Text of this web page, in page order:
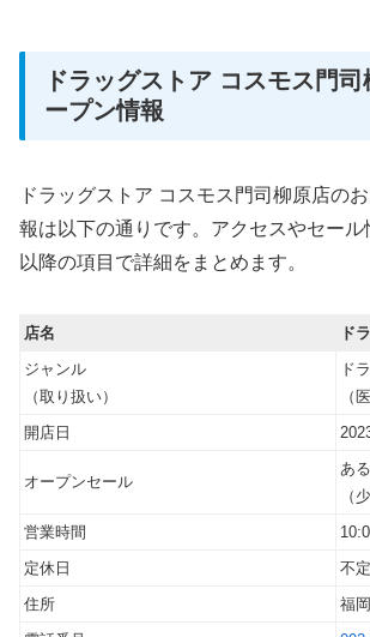
ドラッグストア コスモス門
ープン情報
ドラッグストア コスモス門司柳原店の
報は以下の通りです。アクセスやセール
以降の項目で詳細をまとめます。
店名
ド
ジャンル
（取り扱い）
ド
（
開店日
オープンセール
あ
（
営業時間
定休日
不
住所
福